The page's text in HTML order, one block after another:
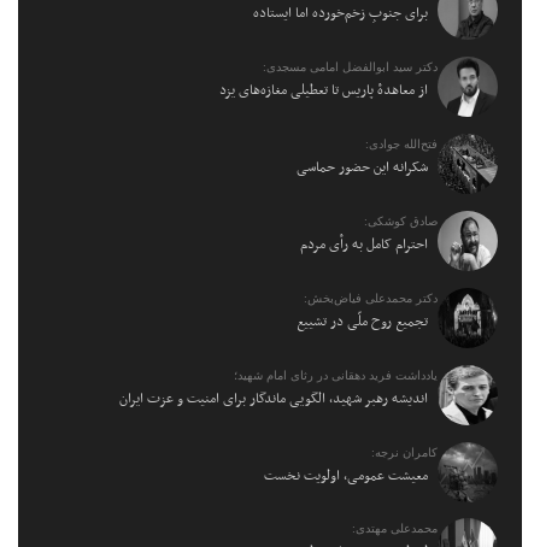
برای جنوبِ زخم‌خورده اما ایستاده
دکتر سید ابوالفضل امامی مسجدی:
از معاهدهٔ پاریس تا تعطیلی مغازه‌های یزد
فتح‌الله جوادی:
شکرانه این حضور حماسی
صادق کوشکی:
احترام کامل به رأی مردم
دکتر محمدعلی فیاض‌بخش:
تجمیع روح ملّی در تشییع
یادداشت فرید دهقانی در رثای امام شهید؛
اندیشه رهبر شهید، الگویی ماندگار برای امنیت و عزت ایران
کامران نرجه:
معیشت عمومی، اولویت نخست
محمدعلی مهتدی: